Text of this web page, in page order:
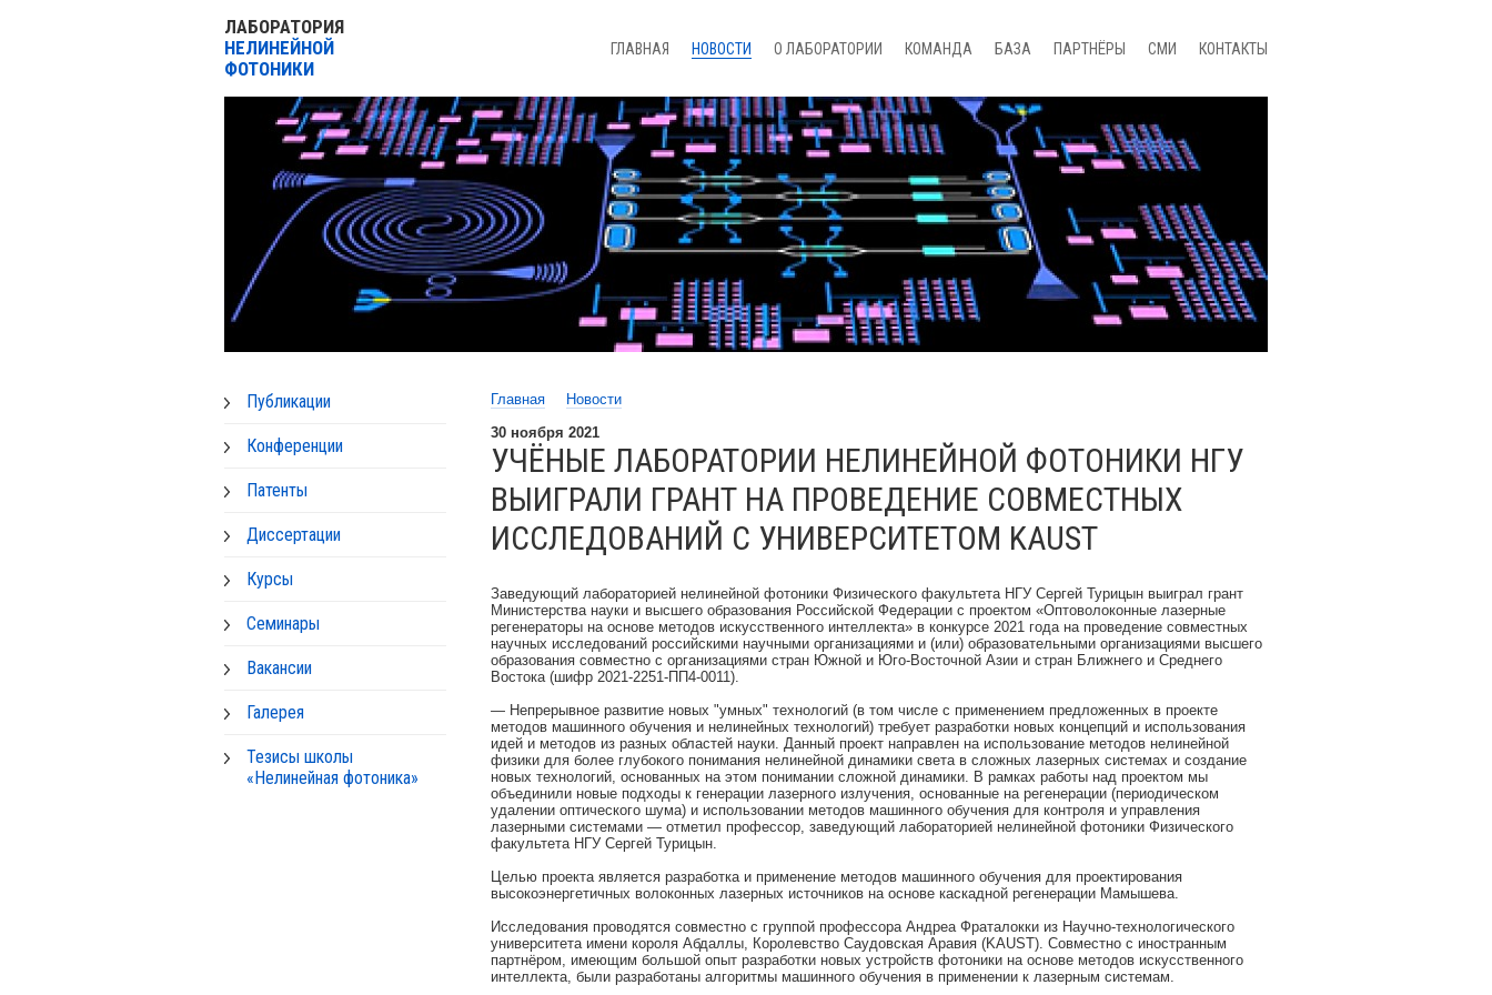
ЛАБОРАТОРИЯ
НЕЛИНЕЙНОЙ
ФОТОНИКИ
ГЛАВНАЯ НОВОСТИ О ЛАБОРАТОРИИ КОМАНДА БАЗА ПАРТНЁРЫ СМИ КОНТАКТЫ
Публикации
Конференции
Патенты
Диссертации
Курсы
Семинары
Вакансии
Галерея
Тезисы школы
«Нелинейная фотоника»
Главная
Новости
30 ноября 2021
УЧЁНЫЕ ЛАБОРАТОРИИ НЕЛИНЕЙНОЙ ФОТОНИКИ НГУ
ВЫИГРАЛИ ГРАНТ НА ПРОВЕДЕНИЕ СОВМЕСТНЫХ
ИССЛЕДОВАНИЙ С УНИВЕРСИТЕТОМ KAUST
Заведующий лабораторией нелинейной фотоники Физического факультета НГУ Сергей Турицын выиграл грант
Министерства науки и высшего образования Российской Федерации с проектом «Оптоволоконные лазерные
регенераторы на основе методов искусственного интеллекта» в конкурсе 2021 года на проведение совместных
научных исследований российскими научными организациями и (или) образовательными организациями высшего
образования совместно с организациями стран Южной и Юго-Восточной Азии и стран Ближнего и Среднего
Востока (шифр 2021-2251-ПП4-0011).
— Непрерывное развитие новых "умных" технологий (в том числе с применением предложенных в проекте
методов машинного обучения и нелинейных технологий) требует разработки новых концепций и использования
идей и методов из разных областей науки. Данный проект направлен на использование методов нелинейной
физики для более глубокого понимания нелинейной динамики света в сложных лазерных системах и создание
новых технологий, основанных на этом понимании сложной динамики. В рамках работы над проектом мы
объединили новые подходы к генерации лазерного излучения, основанные на регенерации (периодическом
удалении оптического шума) и использовании методов машинного обучения для контроля и управления
лазерными системами — отметил профессор, заведующий лабораторией нелинейной фотоники Физического
факультета НГУ Сергей Турицын.
Целью проекта является разработка и применение методов машинного обучения для проектирования
высокоэнергетичных волоконных лазерных источников на основе каскадной регенерации Мамышева.
Исследования проводятся совместно с группой профессора Андреа Фраталокки из Научно-технологического
университета имени короля Абдаллы, Королевство Саудовская Аравия (KAUST). Совместно с иностранным
партнёром, имеющим большой опыт разработки новых устройств фотоники на основе методов искусственного
интеллекта, были разработаны алгоритмы машинного обучения в применении к лазерным системам.